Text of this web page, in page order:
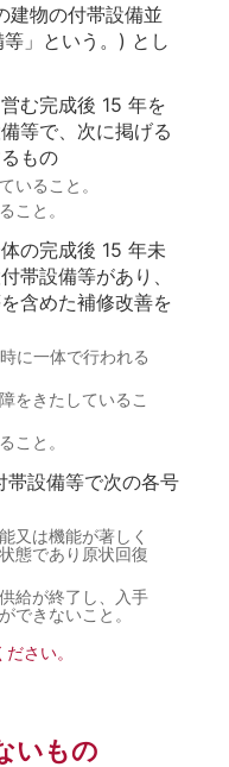
建物の付帯設備並
」という。) とし
む完成後 15 年を
等で、次に掲げる
もの
いること。
こと。
の完成後 15 年未
帯設備等があり、
含めた補修改善を
に一体で行われる
をきたしているこ
こと。
帯設備等で次の各号
又は機能が著しく
態であり原状回復
給が終了し、入手
できないこと。
さい。
いもの